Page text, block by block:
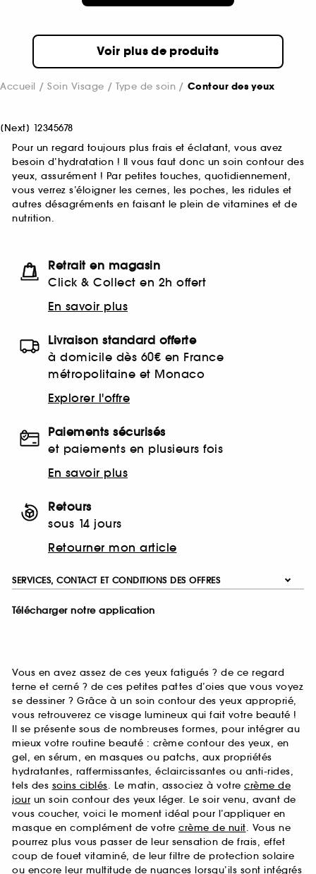
Voir plus de produits
Accueil Soin Visage Type de soin Contour des yeux
[Next] 12345678
Pour un regard toujours plus frais et éclatant, vous avez
besoin d’hydratation ! Il vous faut donc un soin contour des
yeux, assurément ! Par petites touches, quotidiennement,
vous verrez s’éloigner les cernes, les poches, les ridules et
autres désagréments en faisant le plein de vitamines et de
nutrition.
Retrait en magasin
Click & Collect en 2h offert
En savoir plus
Livraison standard offerte
à domicile dès 60€ en France
métropolitaine et Monaco
Explorer l'offre
Paiements sécurisés
et paiements en plusieurs fois
En savoir plus
Retours
sous 14 jours
Retourner mon article
SERVICES, CONTACT ET CONDITIONS DES OFFRES
Télécharger notre application
Vous en avez assez de ces yeux fatigués ? de ce regard
terne et cerné ? de ces petites pattes d’oies que vous voyez
se dessiner ? Grâce à un soin contour des yeux approprié,
vous retrouverez ce visage lumineux qui fait votre beauté !
Il se présente sous de nombreuses formes, pour intégrer au
mieux votre routine beauté : crème contour des yeux, en
gel, en sérum, en masques ou patchs, aux propriétés
hydratantes, raffermissantes, éclaircissantes ou anti-rides,
tels des soins ciblés. Le matin, associez à votre crème de
jour un soin contour des yeux léger. Le soir venu, avant de
vous coucher, voici le moment idéal pour l’appliquer en
masque en complément de votre crème de nuit. Vous ne
pourrez plus vous passer de leur sensation de frais, effet
coup de fouet vitaminé, de leur filtre de protection solaire
ou encore leur multitude de nuances lorsqu’ils sont intégrés